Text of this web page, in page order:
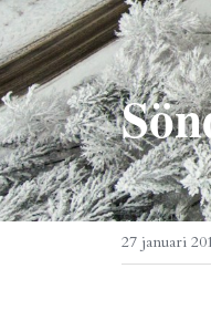
27 januari